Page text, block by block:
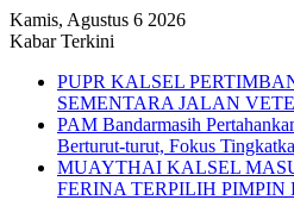
Kamis, Agustus 6 2026
Kabar Terkini
PUPR KALSEL
SEMENTARA JALAN
PAM Bandarmasih
Berturut-turut, Fokus
MUAYTHAI KALSEL
FERINA TERPILIH